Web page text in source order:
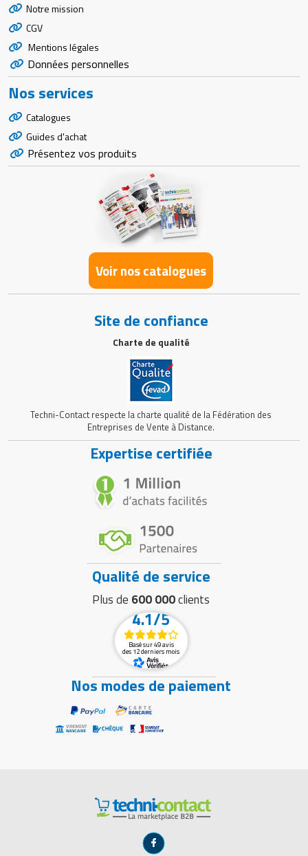
Notre mission
CGV
Mentions légales
Données personnelles
Nos services
Catalogues
Guides d'achat
Présentez vos produits
Voir nos catalogues
Site de confiance
Charte de qualité
Techni-Contact respecte la charte qualité de la Fédération des
Entreprises de Vente à Distance.
Expertise certifiée
Qualité de service
Plus de 600 000clients
4.1/5
Basé sur 49 avis
des 12 derniers mois
Nos modes de paiement